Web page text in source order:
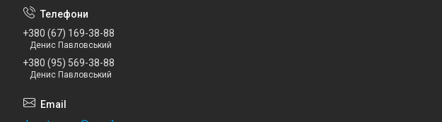
+380 (67) 169-38-88
Денис Павловський
+380 (95) 569-38-88
Денис Павловський